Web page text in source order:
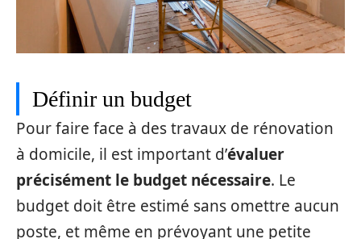
Définir un budget
Pour faire face à des travaux de rénovation
à domicile, il est important d’évaluer
précisément le budget nécessaire. Le
budget doit être estimé sans omettre aucun
poste, et même en prévoyant une petite